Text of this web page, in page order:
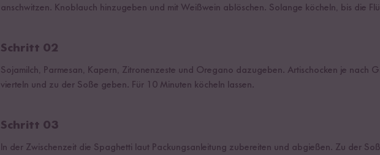
anschwitzen. Knoblauch hinzugeben und mit Weißwein ablöschen. Solange köcheln, bis die
Schritt 02
Sojamilch, Parmesan, Kapern, Zitronenzeste und Oregano dazugeben. Artischocken je nach
vierteln und zu der Soße geben. Für 10 Minuten köcheln lassen.
Schritt 03
In der Zwischenzeit die Spaghetti laut Packungsanleitung zubereiten und abgießen. Zu der